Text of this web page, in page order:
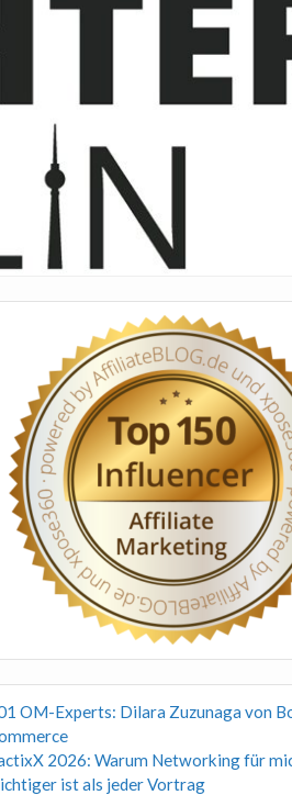
OM-Experts: Dilara Zuzunaga von
2026: Warum Networking für
ist als jeder Vortrag